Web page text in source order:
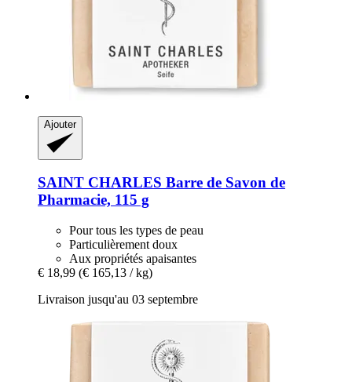
Ajouter
SAINT CHARLES Barre de Savon de
Pharmacie, 115 g
Pour tous les types de peau
Particulièrement doux
Aux propriétés apaisantes
€ 18,99 (€ 165,13 / kg)
Livraison jusqu'au 03 septembre